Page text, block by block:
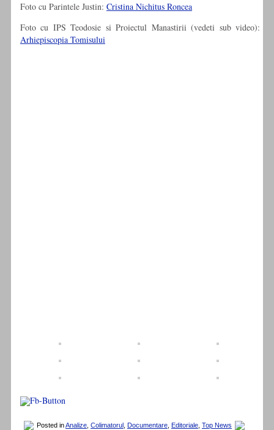
Foto cu Parintele Justin: Cristina Nichitus Roncea
Foto cu IPS Teodosie si Proiectul Manastirii (vedeti sub video):
Arhiepiscopia Tomisului
Posted inAnalize Colimatorul Documentare Editoriale Top News